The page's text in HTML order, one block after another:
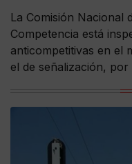
La Comisión Nacional
Competencia está
anticompetitivas en el
el de señalización,